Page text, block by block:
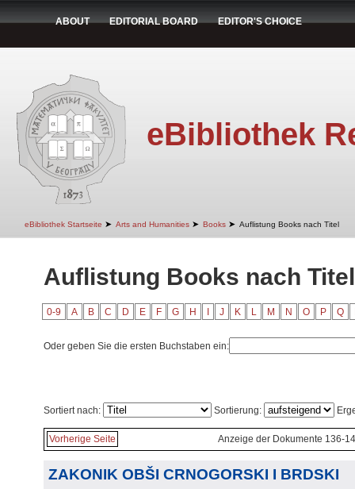
ABOUT EDITORIAL BOARD EDITOR'S CHOICE
eBibliothek
eBibliothek Startseite ➤ Arts and Humanities ➤ Books ➤ Auflistung Books nach Titel
Auflistung Books nach Titel
0-9 A B C D E F G H J K L M N O P Q
Oder geben Sie die ersten Buchstaben ein:
Sortiert nach: Sortierung:
Vorherige Seite Anzeige der Dokumente 136-
ZAKONIK OBŠI CRNOGORSKI I BRDSKI